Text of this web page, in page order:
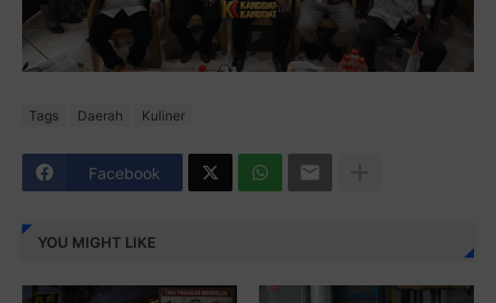
Tags Daerah Kuliner
Facebook
YOU MIGHT LIKE